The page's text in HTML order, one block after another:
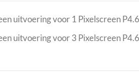
uitvoering voor 1 Pixelscreen
uitvoering voor 3 Pixelscreen